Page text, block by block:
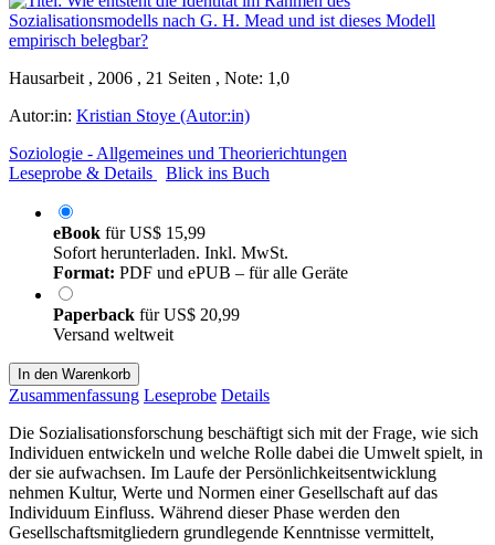
Hausarbeit , 2006 , 21 Seiten , Note: 1,0
Autor:in: Kristian Stoye (Autor:in)
Soziologie - Allgemeines und Theorierichtungen
Leseprobe & Details
Blick ins Buch
eBook fürUS$ 15,99
Sofort herunterladen. Inkl. MwSt.
Format: PDF und ePUB – für alle Geräte
Paperback fürUS$ 20,99
Versand weltweit
In den Warenkorb
Zusammenfassung Leseprobe Details
Die Sozialisationsforschung beschäftigt sich mit der Frage, wie sich
Individuen entwickeln und welche Rolle dabei die Umwelt spielt, in
der sie aufwachsen. Im Laufe der Persönlichkeitsentwicklung
nehmen Kultur, Werte und Normen einer Gesellschaft auf das
Individuum Einfluss. Während dieser Phase werden den
Gesellschaftsmitgliedern grundlegende Kenntnisse vermittelt,